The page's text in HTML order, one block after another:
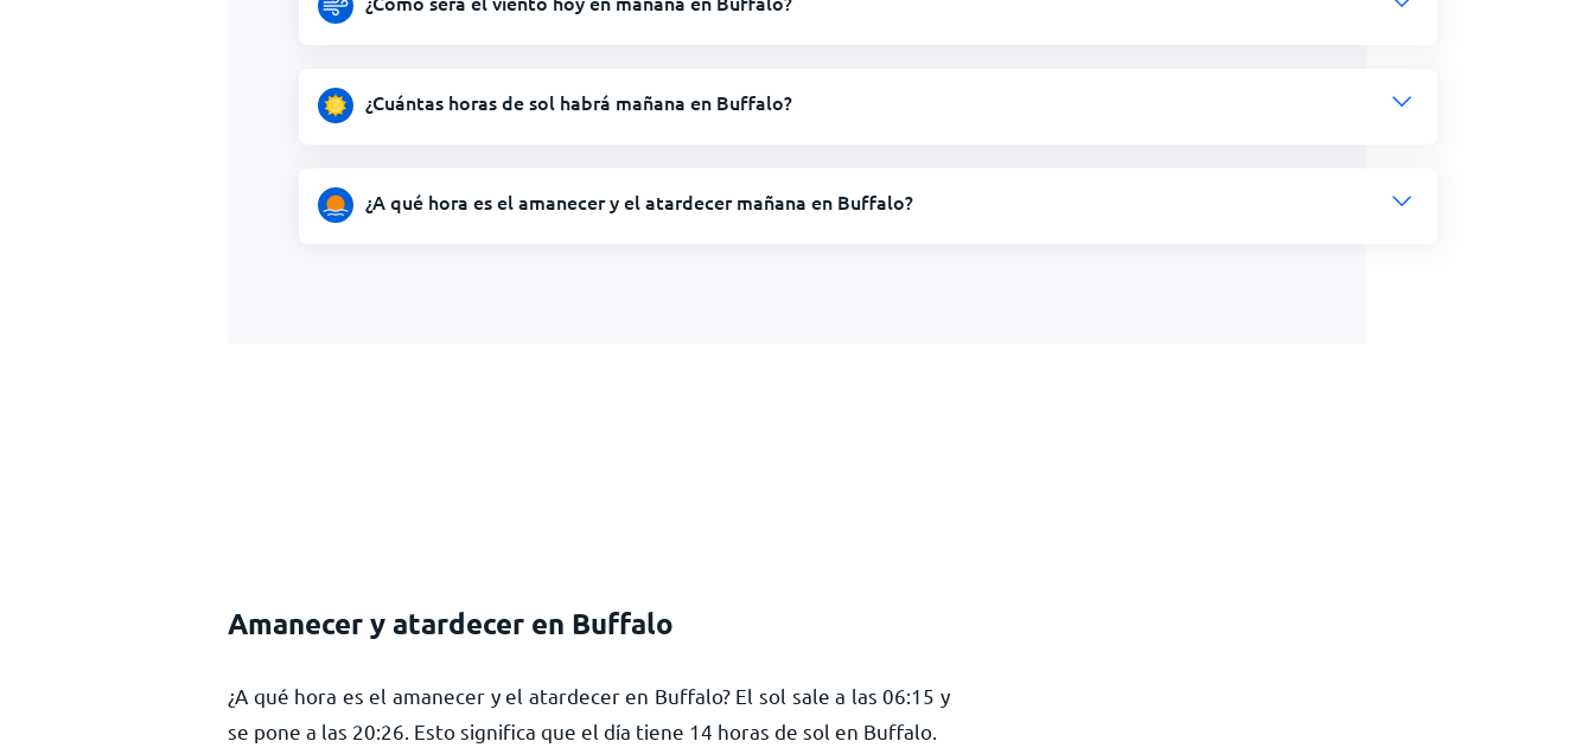
¿Cuántas horas de sol habrá mañana en Buffalo?
¿A qué hora es el amanecer y el atardecer mañana en Buffalo?
Amanecer y atardecer en Buffalo
¿A qué hora es el amanecer y el atardecer en Buffalo? El sol sale a las06:15 y
se pone a las 20:26 . Esto significa que el día tiene 14 horas de sol en Buffalo.